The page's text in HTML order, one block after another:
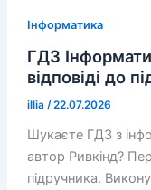
Інформатика
ГДЗ
відповіді до
illia /22.07.2026
Шукаєте ГДЗ з
автор Ривкінд?
підручника.